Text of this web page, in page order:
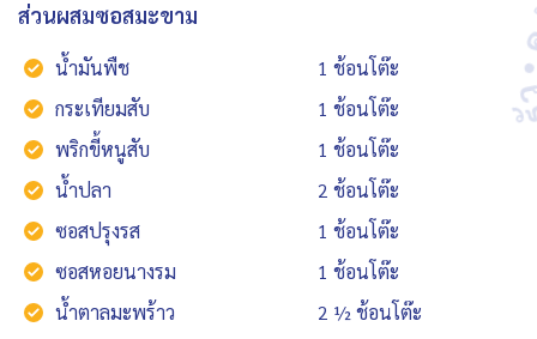
ส่วนผสมซอสมะขาม
น้ำมันพืช
1 ช้อนโต๊ะ
กระเทียมสับ
1 ช้อนโต๊ะ
พริกขี้หนูสับ
1 ช้อนโต๊ะ
น้ำปลา
2 ช้อนโต๊ะ
ซอสปรุงรส
1 ช้อนโต๊ะ
ซอสหอยนางรม
1 ช้อนโต๊ะ
น้ำตาลมะพร้าว
2 ½ ช้อนโต๊ะ